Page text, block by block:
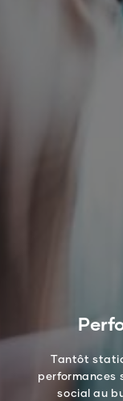
Tantôt
performances
social au